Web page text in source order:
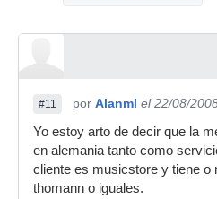
#11 por Alanml el 22/08/
Yo estoy arto de decir que la
en alemania tanto como
cliente es musicstore y tiene o
thomann o iguales.